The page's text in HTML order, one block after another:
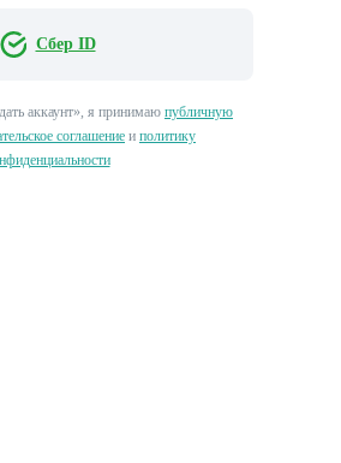
Сбер ID
аккаунт»‎, я принимаю публичную
соглашение и политику